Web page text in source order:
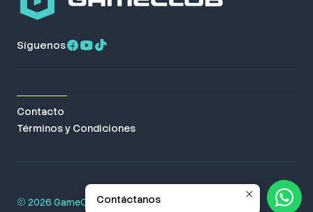
Síguenos
Contacto
Términos y Condiciones
2026 GameClub. Todos los derechos reservados.
Contáctanos